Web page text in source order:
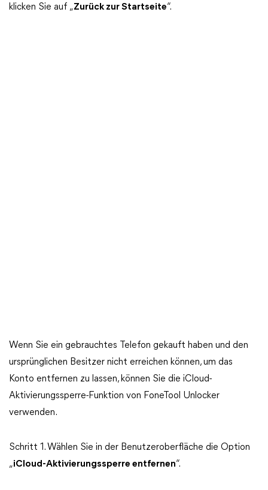
klicken Sie auf „Zurück zur Startseite“.
Wenn Sie ein gebrauchtes Telefon gekauft haben und den
ursprünglichen Besitzer nicht erreichen können, um das
Konto entfernen zu lassen, können Sie die iCloud-
Aktivierungssperre-Funktion von FoneTool Unlocker
verwenden.
Schritt 1. Wählen Sie in der Benutzeroberfläche die Option
„iCloud-Aktivierungssperre entfernen“.